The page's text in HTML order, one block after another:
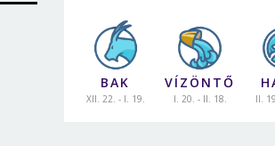
BAK
XII. 22. - I. 19.
VÍZÖNTŐ
I. 20. - II. 18. II.